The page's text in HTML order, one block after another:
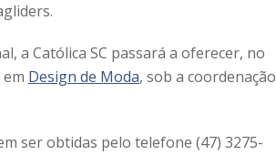
a Católica SC passará a oferecer, no
Design de Moda, sob a coordenação
ser obtidas pelo telefone (47) 3275-